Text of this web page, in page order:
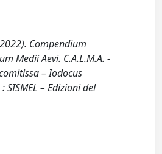
Compendium
Medii Aevi. C.A.L.M.A. -
– Iodocus
SISMEL – Edizioni del